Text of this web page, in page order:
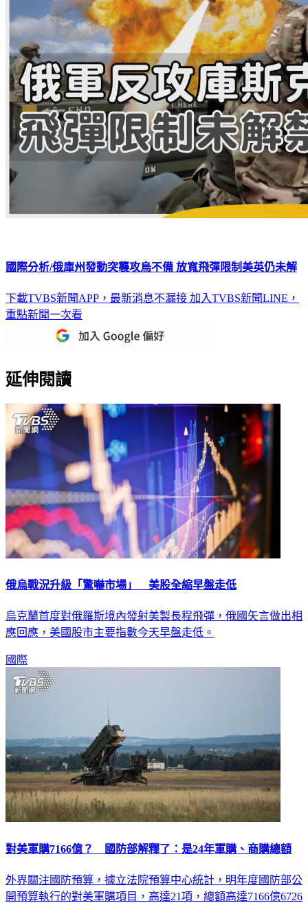
國際分析/俄庫州發動突襲攻烏不備 放寬飛彈限制美英仍未解
下載TVBS新聞APP，最新消息不漏接 加入TVBS新聞LINE，
重點新聞一次看
延伸閱讀
俄烏戰況升級「驚嚇市場」 美股全縮早盤走低
烏克蘭首度對俄羅斯境內發射美製長程飛彈，俄國矢言做出相
應回應，美國股市主要指數今天早盤走低。
國際
對美軍購7166億？ 國防部解釋了：是24年軍購、商購總額
外界關注國防預算，據立法院預算中心統計，明年度國防部公
開預算執行的對美軍購項目，高達21項，總額高達7166億6726